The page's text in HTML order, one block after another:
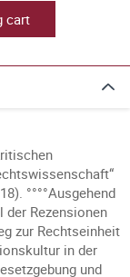
cart
°°°°Ausgehend
Rezensionen
zur Rechtseinheit
in der
und